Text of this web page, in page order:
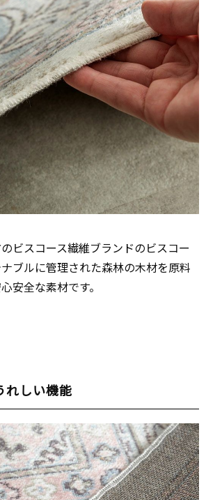
ビスコース繊維ブランドのビスコー
ブルに管理された森林の木材を原料
安全な素材です。
れしい機能